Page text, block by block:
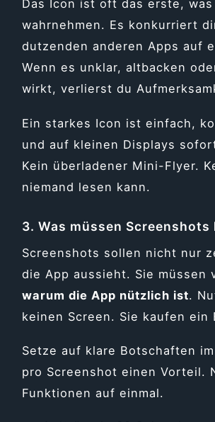
Das Icon ist oft das erste,
wahrnehmen. Es konkurriert
dutzenden anderen Apps auf
Wenn es unklar, altbacken
wirkt, verlierst du
Ein starkes Icon ist einfach,
und auf kleinen Displays
Kein überladener Mini-Flyer.
niemand lesen kann.
3. Was müssen Screenshots
Screenshots sollen nicht nur
die App aussieht. Sie müssen
warum die App nützlich ist.
keinen Screen. Sie kaufen ein
Setze auf klare Botschaften
pro Screenshot einen Vorteil.
Funktionen auf einmal.